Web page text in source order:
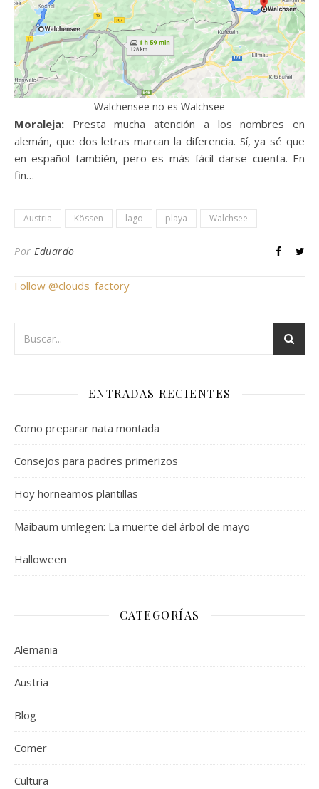
Walchensee no es Walchsee
Moraleja: Presta mucha atención a los nombres en
alemán, que dos letras marcan la diferencia. Sí, ya sé que
en español también, pero es más fácil darse cuenta. En
fin…
Austria Kössen lago playa Walchsee
Por Eduardo
Follow @clouds_factory
ENTRADAS RECIENTES
Como preparar nata montada
Consejos para padres primerizos
Hoy horneamos plantillas
Maibaum umlegen: La muerte del árbol de mayo
Halloween
CATEGORÍAS
Alemania
Austria
Blog
Comer
Cultura